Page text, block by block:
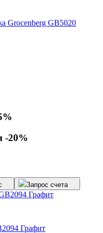
Grocenberg GB5020
-20%
Запрос счета
Графит